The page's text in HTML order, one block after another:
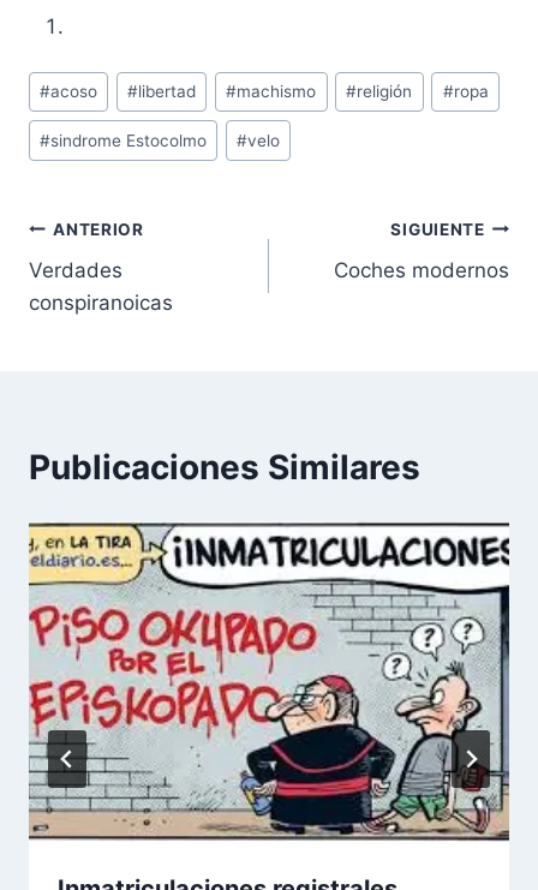
Etiquetas
de
la
#acoso #libertad #machismo #religión #ropa
#sindrome Estocolmo #velo
Navegación
de
ANTERIOR
Verdades
conspiranoicas
SIGUIENTE
Coches modernos
Publicaciones Similares